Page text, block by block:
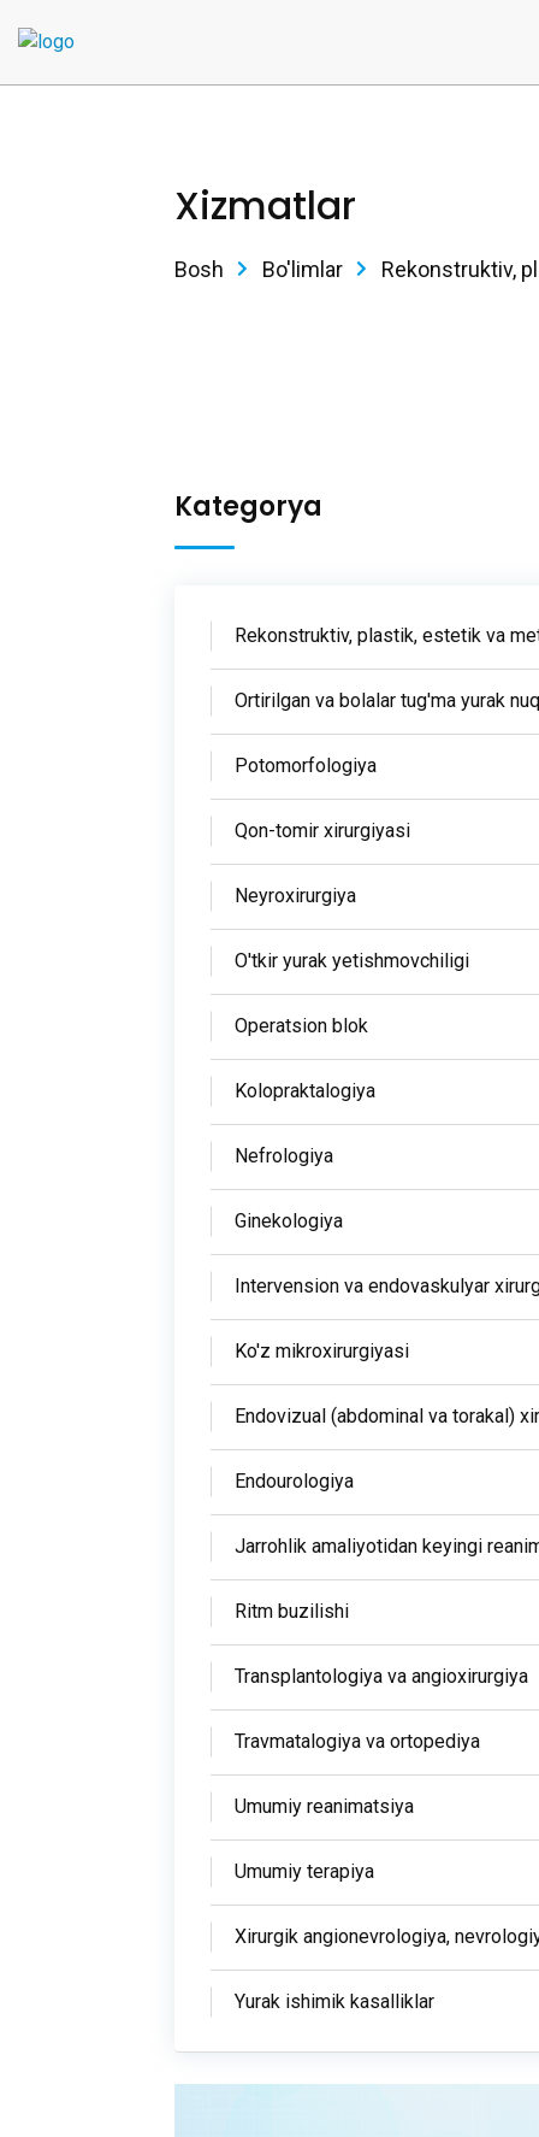
Xizmatlar
Bosh Bo'limlar Rekonstruktiv,
Kategorya
Rekonstruktiv, plastik, estetik va
Ortirilgan va bolalar tug'ma yurak
Potomorfologiya
Qon-tomir xirurgiyasi
Neyroxirurgiya
O'tkir yurak yetishmovchiligi
Operatsion blok
Kolopraktalogiya
Nefrologiya
Ginekologiya
Intervension va endovaskulyar
Ko'z mikroxirurgiyasi
Endovizual (abdominal va torakal)
Endourologiya
Jarrohlik amaliyotidan keyingi
Ritm buzilishi
Transplantologiya va angioxirurgiya
Travmatalogiya va ortopediya
Umumiy reanimatsiya
Umumiy terapiya
Xirurgik angionevrologiya,
Yurak ishimik kasalliklar